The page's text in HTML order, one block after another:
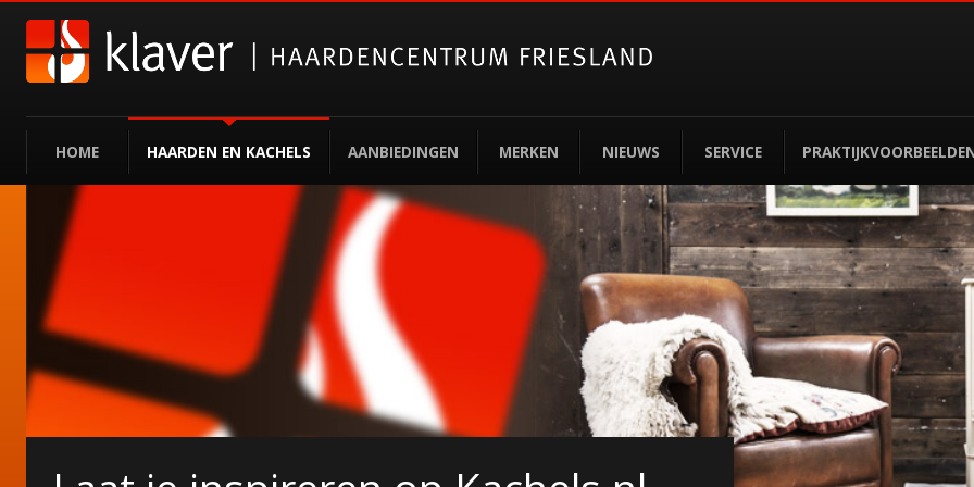
HOME HAARDEN EN KACHELS AANBIEDINGEN MERKEN NIEUWS SERVICE